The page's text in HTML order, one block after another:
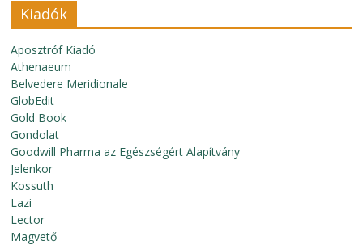
Kiadók
Aposztróf Kiadó
Athenaeum
Belvedere Meridionale
GlobEdit
Gold Book
Gondolat
Goodwill Pharma az Egészségért Alapítvány
Jelenkor
Kossuth
Lazi
Lector
Magvető